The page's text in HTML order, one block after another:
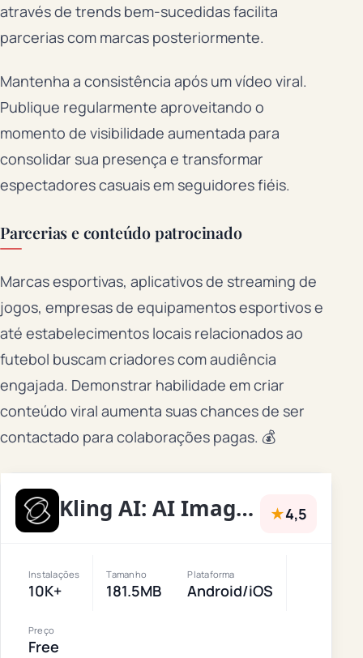
através de trends bem-sucedidas facilita
parcerias com marcas posteriormente.
Mantenha a consistência após um vídeo viral.
Publique regularmente aproveitando o
momento de visibilidade aumentada para
consolidar sua presença e transformar
espectadores casuais em seguidores fiéis.
Parcerias e conteúdo patrocinado
Marcas esportivas, aplicativos de streaming de
jogos, empresas de equipamentos esportivos e
até estabelecimentos locais relacionados ao
futebol buscam criadores com audiência
engajada. Demonstrar habilidade em criar
conteúdo viral aumenta suas chances de ser
contactado para colaborações pagas. 💰
Kling AI: AI Image&Video Maker ★4,5
Instalações
10K+
Tamanho
181.5MB
Plataforma
Android/iOS
Preço
Free